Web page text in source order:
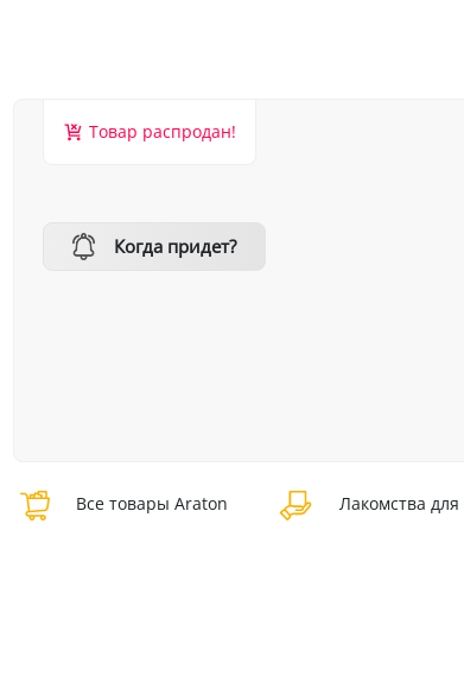
Товар распродан!
Когда придет?
Все товары Araton Лакомства